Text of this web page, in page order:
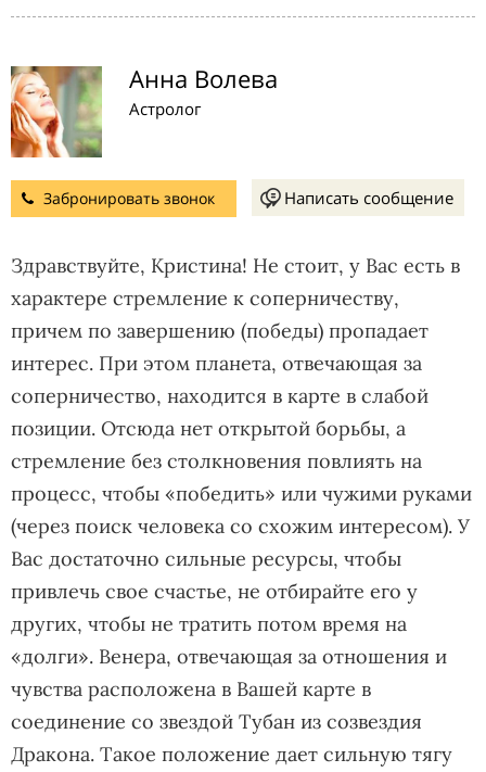
Анна Волева
Астролог
Забронировать звонок Написать сообщение
Здравствуйте, Кристина! Не стоит, у Вас есть в
характере стремление к соперничеству,
причем по завершению (победы) пропадает
интерес. При этом планета, отвечающая за
соперничество, находится в карте в слабой
позиции. Отсюда нет открытой борьбы, а
стремление без столкновения повлиять на
процесс, чтобы «победить» или чужими руками
(через поиск человека со схожим интересом). У
Вас достаточно сильные ресурсы, чтобы
привлечь свое счастье, не отбирайте его у
других, чтобы не тратить потом время на
«долги». Венера, отвечающая за отношения и
чувства расположена в Вашей карте в
соединение со звездой Тубан из созвездия
Дракона. Такое положение дает сильную тягу